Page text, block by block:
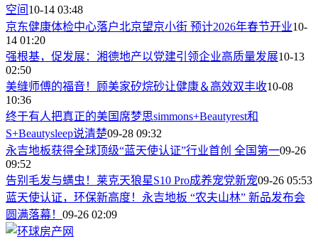
空间 10-14 03:48
京东健康体检中心落户北京望京小街 预计2026年春节开业10-
14 01:20
强根基，促发展：湘德地产以党建引领企业高质量发展10-13
02:50
美缝师傅的福音！顾美家矽烷砂让健康＆高效双丰收10-08
10:36
终于有人把真正的美国席梦思simmons+Beautyrest和
S+Beautysleep说清楚09-28 09:32
永吉地板获得全球顶级“蓝天使认证”行业首创 全国第一09-26
09:52
告别毛发与螨虫！莱克天狼星S10 Pro成养宠党新宠09-26 05:53
蓝天使认证，环保新高度！永吉地板 “农夫山林” 新品发布会
圆满落幕！ 09-26 02:09